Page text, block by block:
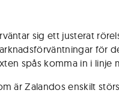
sig ett justerat
för
spås komma in i linje
är Zalandos enskilt